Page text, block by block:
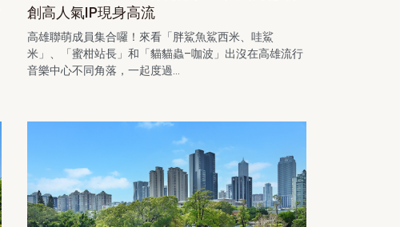
創高人氣IP現身高流
高雄聯萌成員集合囉！來看「胖鯊魚鯊西米、哇鯊
米」、「蜜柑站長」和「貓貓蟲–咖波」出沒在高雄流行
音樂中心不同角落，一起度過...